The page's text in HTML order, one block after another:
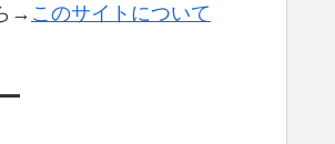
→ このサイトについて